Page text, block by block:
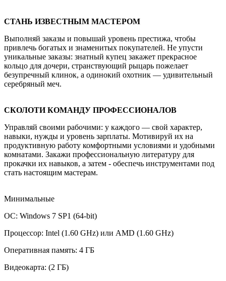
СТАНЬ ИЗВЕСТНЫМ МАСТЕРОМ
Выполняй заказы и повышай уровень престижа, чтобы
привлечь богатых и знаменитых покупателей. Не упусти
уникальные заказы: знатный купец закажет прекрасное
кольцо для дочери, странствующий рыцарь пожелает
безупречный клинок, а одинокий охотник — удивительный
серебряный меч.
СКОЛОТИ КОМАНДУ ПРОФЕССИОНАЛОВ
Управляй своими рабочими: у каждого — свой характер,
навыки, нужды и уровень зарплаты. Мотивируй их на
продуктивную работу комфортными условиями и удобными
комнатами. Закажи профессиональную литературу для
прокачки их навыков, а затем - обеспечь инструментами под
стать настоящим мастерам.
Минимальные
ОС: Windows 7 SP1 (64-bit)
Процессор: Intel (1.60 GHz) или AMD (1.60 GHz)
Оперативная память: 4 ГБ
Видеокарта: (2 ГБ)